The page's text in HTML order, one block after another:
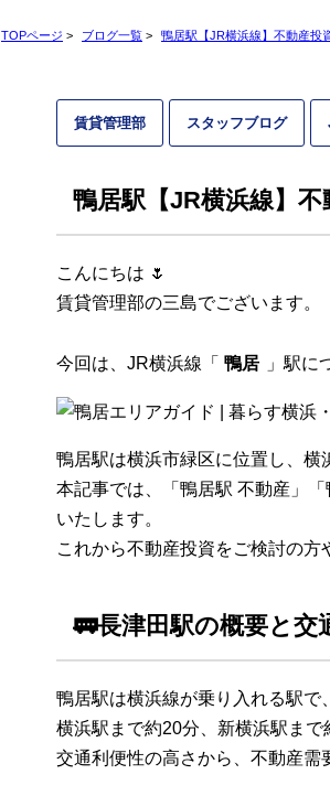
TOPページ > ブログ一覧 > 鴨居駅【JR横浜線】不動産投
賃貸管理部 スタッフブログ
鴨居駅【JR横浜線】
こんにちは 🌷
賃貸管理部の三島でございます。
今回は、JR横浜線「 鴨居 」駅に
鴨居駅は横浜市緑区に位置し、横
本記事では、「鴨居駅 不動産」
いたします。
これから不動産投資をご検討の方
🚃長津田駅の概要と交
鴨居駅は横浜線が乗り入れる駅で
横浜駅まで約20分、新横浜駅まで
交通利便性の高さから、不動産需